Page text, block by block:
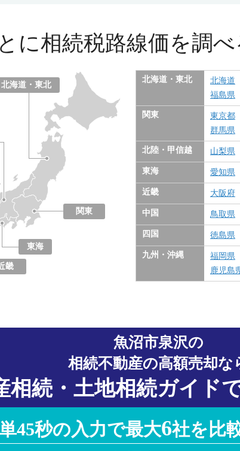
に相続税路線価を調べ
北海道・東北
関東
東海
愛知県
岐阜県
三重県
静岡県
畿
北海道・東北 北海道
福島県
関東 東京都
群馬県
北陸・甲信越 山梨県
東海 愛知県
近畿 大阪府
中国 鳥取県
四国 徳島県
九州・沖縄 福岡県
鹿児島
魚沼市泉沢の
相続不動産の高額売却な
相続・土地相続ガイド
45秒の入力で最大6社を比